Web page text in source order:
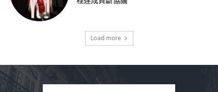
Load more